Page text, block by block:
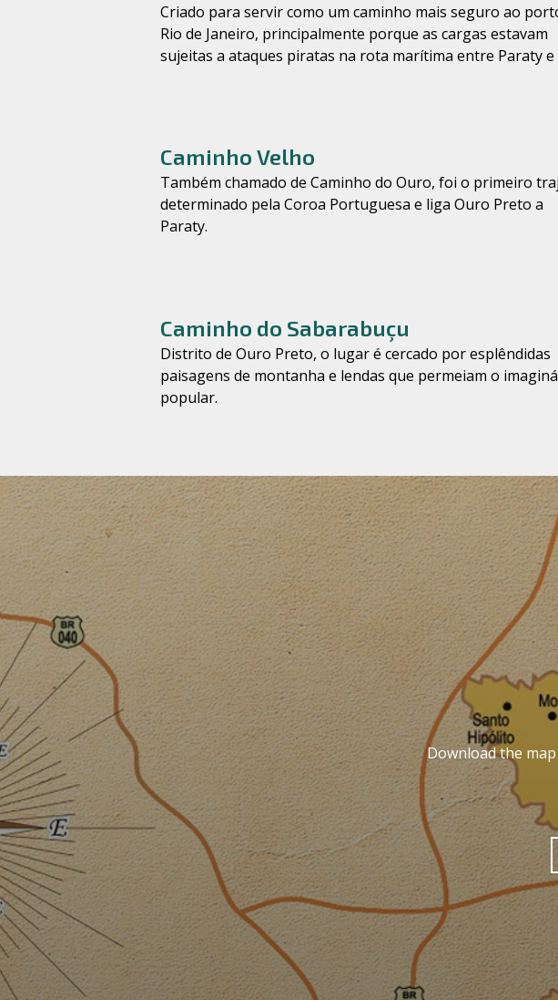
Criado para servir como um caminho mais seguro ao
Rio de Janeiro, principalmente porque as cargas estavam
sujeitas a ataques piratas na rota marítima entre Paraty e
Caminho Velho
Também chamado de Caminho do Ouro, foi o primeiro
determinado pela Coroa Portuguesa e liga Ouro Preto a
Paraty.
Caminho do Sabarabuçu
Distrito de Ouro Preto, o lugar é cercado por esplêndidas
paisagens de montanha e lendas que permeiam o
popular.
Download the